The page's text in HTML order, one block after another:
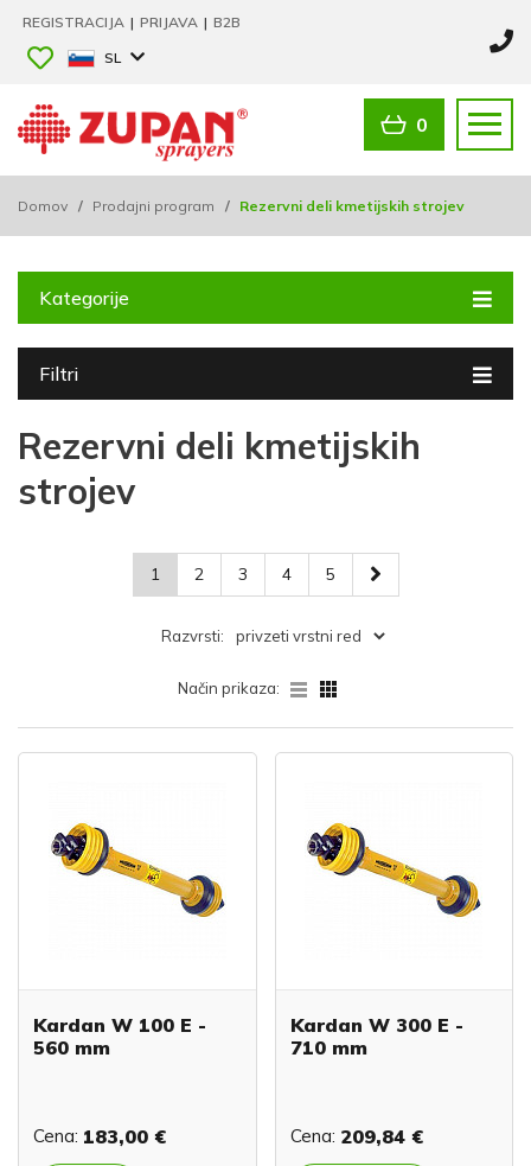
REGISTRACIJA | PRIJAVA | B2B
SL
0
Domov / Prodajni program / Rezervni deli kmetijskih strojev
Kategorije
Filtri
Rezervni deli kmetijskih
strojev
1 2 3 4 5
Razvrsti:
Način prikaza:
Kardan W 100 E -
560 mm
Cena: 183,00 €
Kardan W 300 E -
710 mm
Cena: 209,84 €